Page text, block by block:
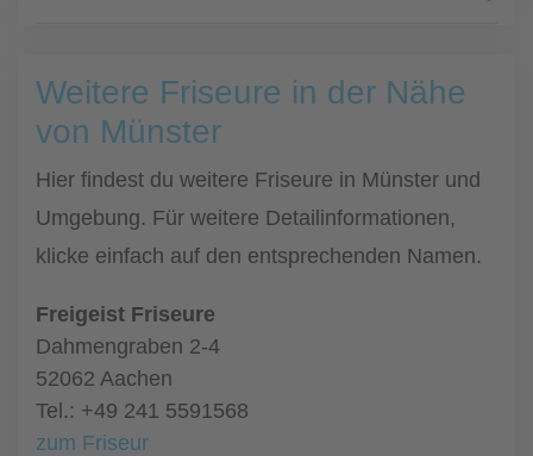
Weitere Friseure in der Nähe
von Münster
Hier findest du weitere Friseure in Münster und
Umgebung. Für weitere Detailinformationen,
klicke einfach auf den entsprechenden Namen.
Freigeist Friseure
Dahmengraben 2-4
52062 Aachen
Tel.: +49 241 5591568
zum Friseur